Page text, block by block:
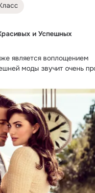
и Успешных
является воплощением
моды звучит очень